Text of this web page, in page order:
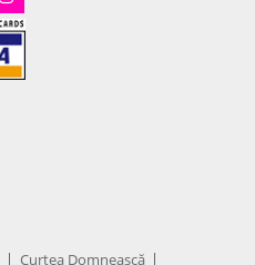
Curtea Domnească